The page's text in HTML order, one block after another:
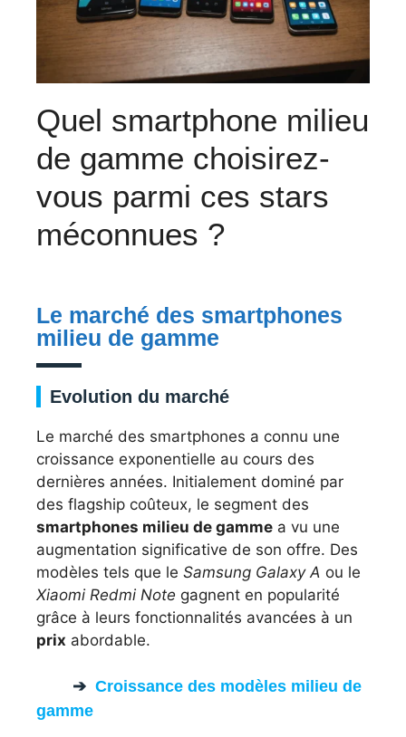
Quel smartphone milieu
de gamme choisirez-
vous parmi ces stars
méconnues ?
Le marché des smartphones
milieu de gamme
Evolution du marché
Le marché des smartphones a connu une
croissance exponentielle au cours des
dernières années. Initialement dominé par
des flagship coûteux, le segment des
smartphones milieu de gamme a vu une
augmentation significative de son offre. Des
modèles tels que le Samsung Galaxy A ou le
Xiaomi Redmi Note gagnent en popularité
grâce à leurs fonctionnalités avancées à un
prix abordable.
Croissance des modèles milieu de
gamme